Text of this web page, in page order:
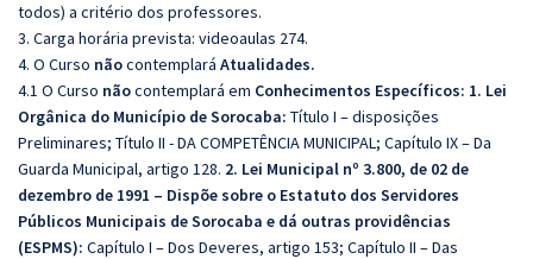
todos) a critério dos professores.
3. Carga horária prevista: videoaulas 274.
4. O Curso nãocontemplará Atualidades.
4.1 O Curso nãocontemplará em Conhecimentos Específicos: 1. Lei
Orgânica do Município de Sorocaba: Título I – disposições
Preliminares; Título II - DA COMPETÊNCIA MUNICIPAL; Capítulo IX – Da
Guarda Municipal, artigo 128. 2. Lei Municipal nº 3.800, de 02 de
dezembro de 1991 – Dispõe sobre o Estatuto dos Servidores
Públicos Municipais de Sorocaba e dá outras providências
(ESPMS): Capítulo I – Dos Deveres, artigo 153; Capítulo II – Das